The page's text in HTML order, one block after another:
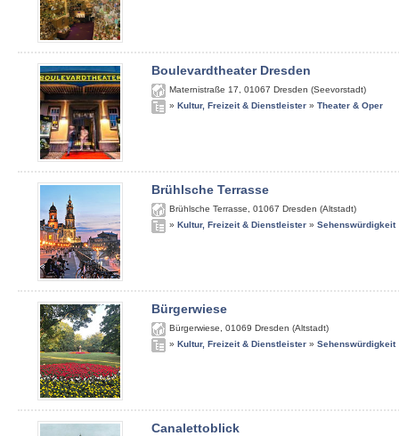
Boulevardtheater Dresden
Maternistraße 17 01067 Dresden (Seevorstadt)
» Kultur, Freizeit & Dienstleister » Theater & Oper
Brühlsche Terrasse
Brühlsche Terrasse 01067 Dresden (Altstadt)
» Kultur, Freizeit & Dienstleister » Sehenswürdigkeit
Bürgerwiese
Bürgerwiese 01069 Dresden (Altstadt)
» Kultur, Freizeit & Dienstleister » Sehenswürdigkeit
Canalettoblick